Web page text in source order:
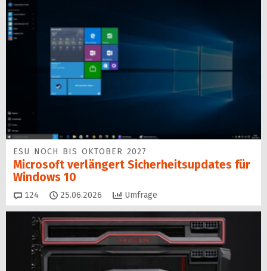
ESU NOCH BIS OKTOBER 2027
Microsoft verlängert Sicherheitsupdates für
Windows 10
124 Kommentare
25.06.2026 Umfrage